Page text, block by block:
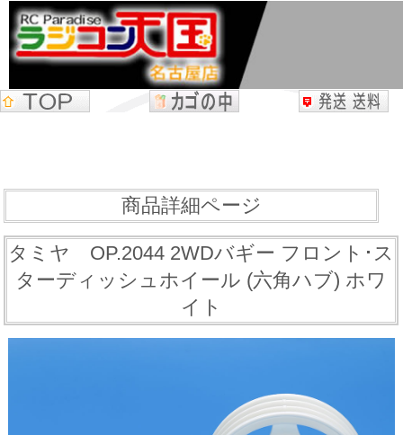
商品詳細ページ
タミヤ OP.2044 2WDバギー フロント･ス
ターディッシュホイール (六角ハブ) ホワ
イト